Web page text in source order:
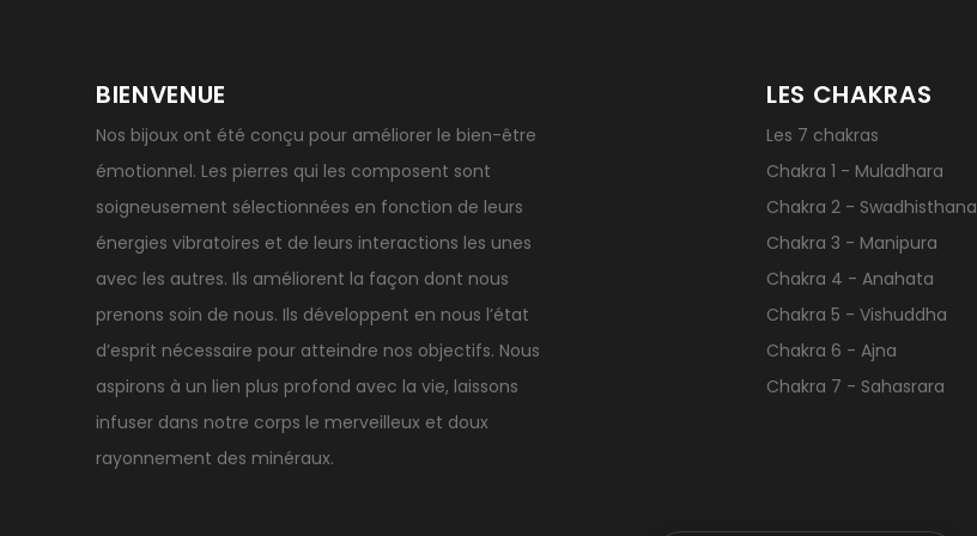
BIENVENUE
Nos bijoux ont été conçu pour améliorer le bien-être
émotionnel. Les pierres qui les composent sont
soigneusement sélectionnées en fonction de leurs
énergies vibratoires et de leurs interactions les unes
avec les autres. Ils améliorent la façon dont nous
prenons soin de nous. Ils développent en nous l’état
d’esprit nécessaire pour atteindre nos objectifs. Nous
aspirons à un lien plus profond avec la vie, laissons
infuser dans notre corps le merveilleux et doux
rayonnement des minéraux.
LES CHAKRAS
Les 7 chakras
Chakra 1 - Muladhara
Chakra 2 - Swadhisthana
Chakra 3 - Manipura
Chakra 4 - Anahata
Chakra 5 - Vishuddha
Chakra 6 - Ajna
Chakra 7 - Sahasrara